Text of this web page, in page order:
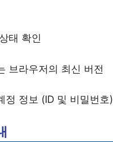
태 확인
브라우저의 최신 버전
정 정보 (ID 및 비밀번호)